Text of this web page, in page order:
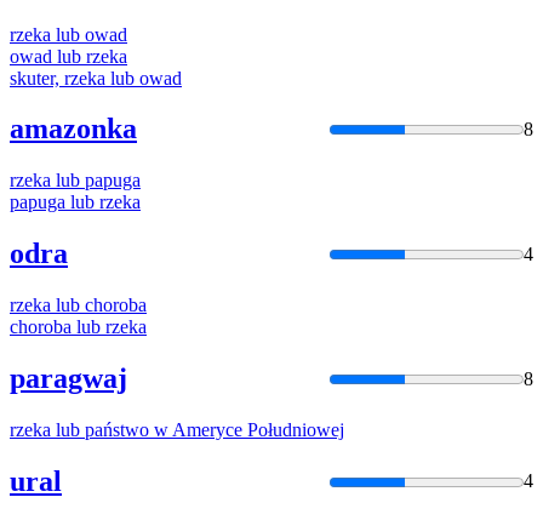
rzeka lub owad
owad lub rzeka
skuter, rzeka lub owad
amazonka 8
rzeka lub papuga
papuga lub rzeka
odra 4
rzeka lub choroba
choroba lub rzeka
paragwaj 8
rzeka lub państwo w Ameryce Południowej
ural 4